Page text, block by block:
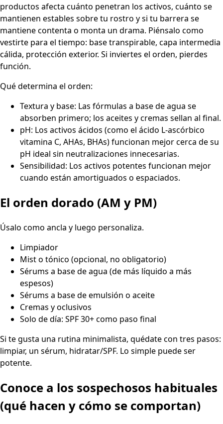
productos afecta cuánto penetran los activos, cuánto se
mantienen estables sobre tu rostro y si tu barrera se
mantiene contenta o monta un drama. Piénsalo como
vestirte para el tiempo: base transpirable, capa intermedia
cálida, protección exterior. Si inviertes el orden, pierdes
función.
Qué determina el orden:
Textura y base: Las fórmulas a base de agua se
absorben primero; los aceites y cremas sellan al final.
pH: Los activos ácidos (como el ácido L-ascórbico
vitamina C, AHAs, BHAs) funcionan mejor cerca de su
pH ideal sin neutralizaciones innecesarias.
Sensibilidad: Los activos potentes funcionan mejor
cuando están amortiguados o espaciados.
El orden dorado (AM y PM)
Úsalo como ancla y luego personaliza.
Limpiador
Mist o tónico (opcional, no obligatorio)
Sérums a base de agua (de más líquido a más
espesos)
Sérums a base de emulsión o aceite
Cremas y oclusivos
Solo de día: SPF 30+ como paso final
Si te gusta una rutina minimalista, quédate con tres pasos:
limpiar, un sérum, hidratar/SPF. Lo simple puede ser
potente.
Conoce a los sospechosos habituales
(qué hacen y cómo se comportan)